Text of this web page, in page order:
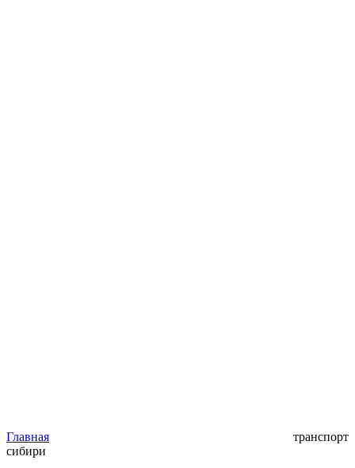
Главная
транспорт
сибири